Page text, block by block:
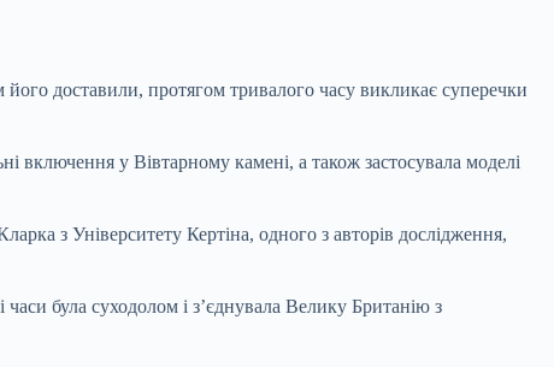
доставили, протягом тривалого часу викликає суперечки
включення у Вівтарному камені, а також застосувала моделі
з Університету Кертіна, одного з авторів дослідження,
була суходолом і з’єднувала Велику Британію з